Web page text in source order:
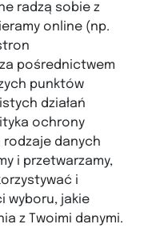
radzą sobie z
online (np.
pośrednictwem
punktów
działań
ochrony
danych
i przetwarzamy,
i
wyboru, jakie
z Twoimi danymi.